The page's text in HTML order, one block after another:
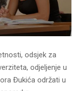
odsjek za
odjeljenje u
Đukića održati u